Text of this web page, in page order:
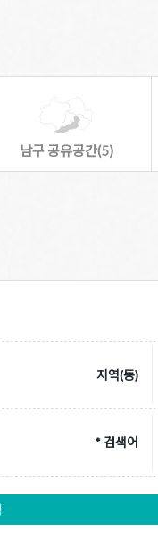
남구 공유공간(5)
지역(동)
* 검색어